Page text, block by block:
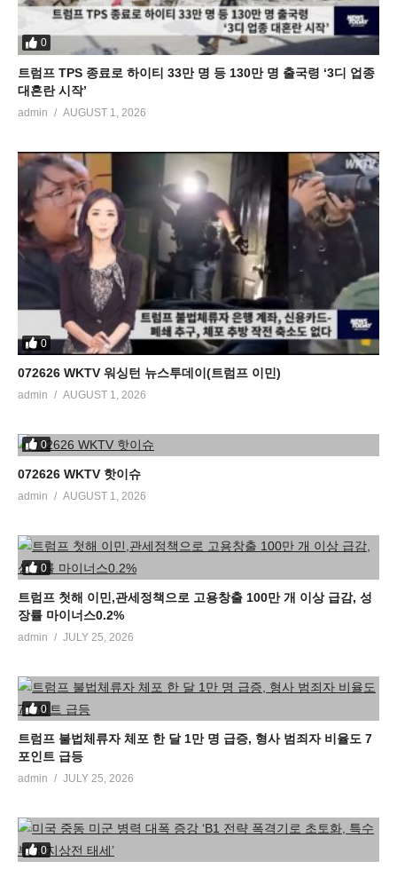
0
트럼프 TPS 종료로 하이티 33만 명 등 130만 명 출국령 ‘3디 업종
대혼란 시작’
admin AUGUST 1, 2026
0
072626 WKTV 워싱턴 뉴스투데이(트럼프 이민)
admin AUGUST 1, 2026
0
072626 WKTV 핫이슈
admin AUGUST 1, 2026
0
트럼프 첫해 이민,관세정책으로 고용창출 100만 개 이상 급감, 성
장률 마이너스0.2%
admin JULY 25, 2026
0
트럼프 불법체류자 체포 한 달 1만 명 급증, 형사 범죄자 비율도 7
포인트 급등
admin JULY 25, 2026
0